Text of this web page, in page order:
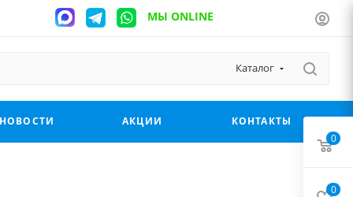
МЫ ONLINE
Каталог
АКЦИИ КОНТАКТЫ
0
0